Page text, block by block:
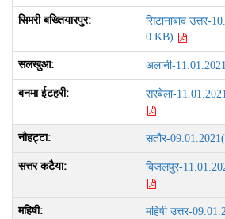
सिटानाबाद उत्तर-
0 KB)
अलानी-
सरबेला-
सतौर-09.01.2021(
बिजलपुर-
महिषी उत्तर-